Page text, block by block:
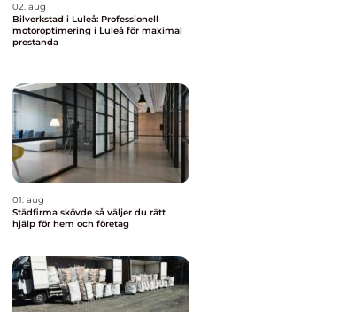
02. aug
Bilverkstad i Luleå: Professionell
motoroptimering i Luleå för maximal
prestanda
01. aug
Städfirma skövde så väljer du rätt
hjälp för hem och företag